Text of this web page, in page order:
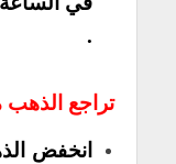
.
تراجع